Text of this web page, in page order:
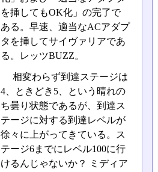
を挿してもOK化」の完了で
ある。早速、適当なACアダプ
タを挿してサイヴァリアであ
る。レッツBUZZ。
相変わらず到達ステージは
4、ときどき5、という晴れの
ち曇り状態であるが、到達ス
テージに対する到達レベルが
徐々に上がってきている。ス
テージ6までにレベル100に行
けるんじゃないか？ ミディア